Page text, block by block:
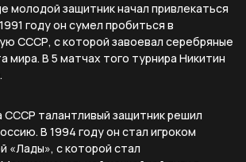
молодой защитник начал привлекаться
году он сумел пробиться в
СССР, с которой завоевал серебряные
мира. В 5 матчах того турнира Никитин
СССР талантливый защитник решил
В 1994 году он стал игроком
«Лады», с которой стал